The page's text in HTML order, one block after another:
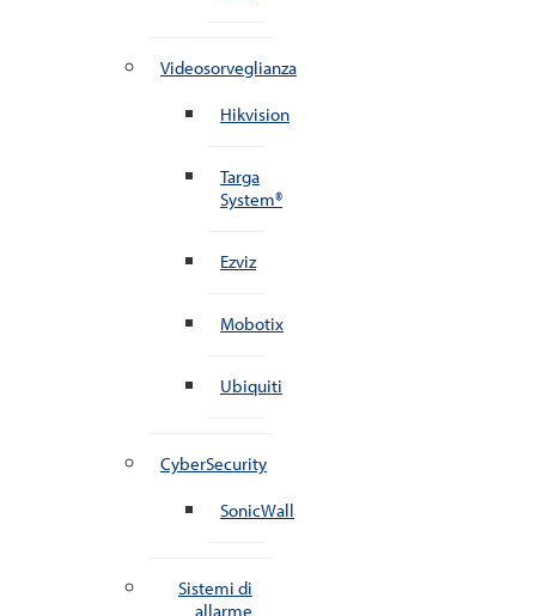
Videosorveglianza
Hikvision
Targa
System®
Ezviz
Mobotix
Ubiquiti
CyberSecurity
SonicWall
Sistemi di
allarme